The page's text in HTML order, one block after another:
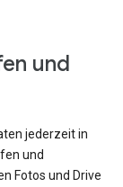
und
jederzeit in
und
Fotos und Drive